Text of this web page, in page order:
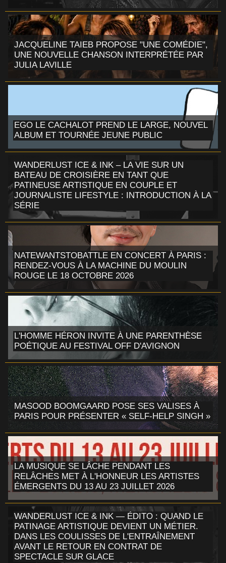
JACQUELINE TAIEB PROPOSE "UNE COMÉDIE",
UNE NOUVELLE CHANSON INTERPRÉTÉE PAR
JULIA LAVILLE
EGO LE CACHALOT PREND LE LARGE, NOUVEL
ALBUM ET TOURNÉE JEUNE PUBLIC
WANDERLUST ICE & INK – LA VIE SUR UN
BATEAU DE CROISIÈRE EN TANT QUE
PATINEUSE ARTISTIQUE EN COUPLE ET
JOURNALISTE LIFESTYLE : INTRODUCTION À LA
SÉRIE
NATEWANTSTOBATTLE EN CONCERT À PARIS :
RENDEZ-VOUS À LA MACHINE DU MOULIN
ROUGE LE 18 OCTOBRE 2026
L'HOMME HÉRON INVITE À UNE PARENTHÈSE
POÉTIQUE AU FESTIVAL OFF D'AVIGNON
MASOOD BOOMGAARD POSE SES VALISES À
PARIS POUR PRÉSENTER « SELF-HELP SINGH »
LA MUSIQUE SE LÂCHE PENDANT LES
RELÂCHES MET À L'HONNEUR LES ARTISTES
ÉMERGENTS DU 13 AU 23 JUILLET 2026
WANDERLUST ICE & INK — ÉDITO : QUAND LE
PATINAGE ARTISTIQUE DEVIENT UN MÉTIER.
DANS LES COULISSES DE L'ENTRAÎNEMENT
AVANT LE RETOUR EN CONTRAT DE
SPECTACLE SUR GLACE